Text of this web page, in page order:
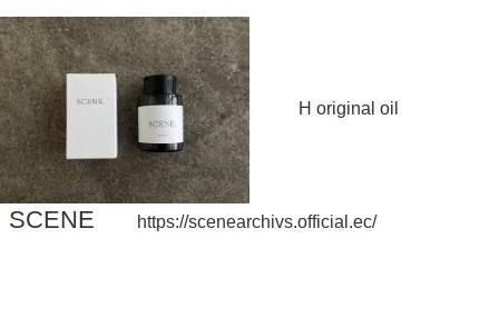
H original oil
SCENE https://scenearchivs.official.ec/